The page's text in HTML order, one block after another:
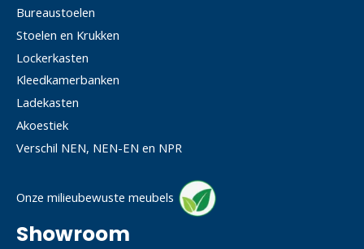
Bureaustoelen
Stoelen en Krukken
Lockerkasten
Kleedkamerbanken
Ladekasten
Akoestiek
Verschil NEN, NEN-EN en NPR
Onze milieubewuste meubels
Showroom